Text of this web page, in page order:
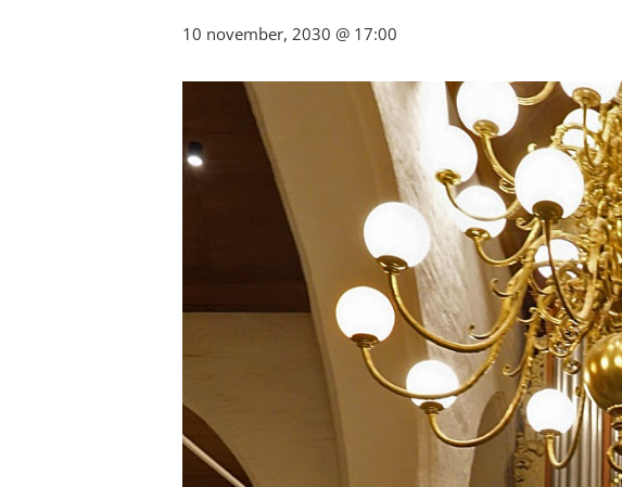
10 november, 2030 @ 17:00